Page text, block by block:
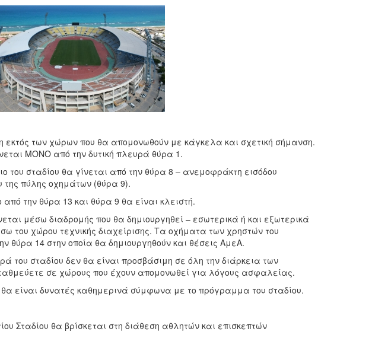
εκτός των χώρων που θα απομονωθούν με κάγκελα και σχετική σήμανση.
ΜΟΝΟ από την δυτική πλευρά θύρα 1.
του σταδίου θα γίνεται από την θύρα 8 – ανεμοφράκτη εισόδου
της πύλης οχημάτων (θύρα 9).
την θύρα 13 και θύρα 9 θα είναι κλειστή.
μέσω διαδρομής που θα δημιουργηθεί – εσωτερικά ή και εξωτερικά
του χώρου τεχνικής διαχείρισης. Τα οχήματα των χρηστών του
θύρα 14 στην οποία θα δημιουργηθούν και θέσεις ΑμεΑ.
του σταδίου δεν θα είναι προσβάσιμη σε όλη την διάρκεια των
σε χώρους που έχουν απομονωθεί για λόγους ασφαλείας.
είναι δυνατές καθημερινά σύμφωνα με το πρόγραμμα του σταδίου.
Σταδίου θα βρίσκεται στη διάθεση αθλητών και επισκεπτών